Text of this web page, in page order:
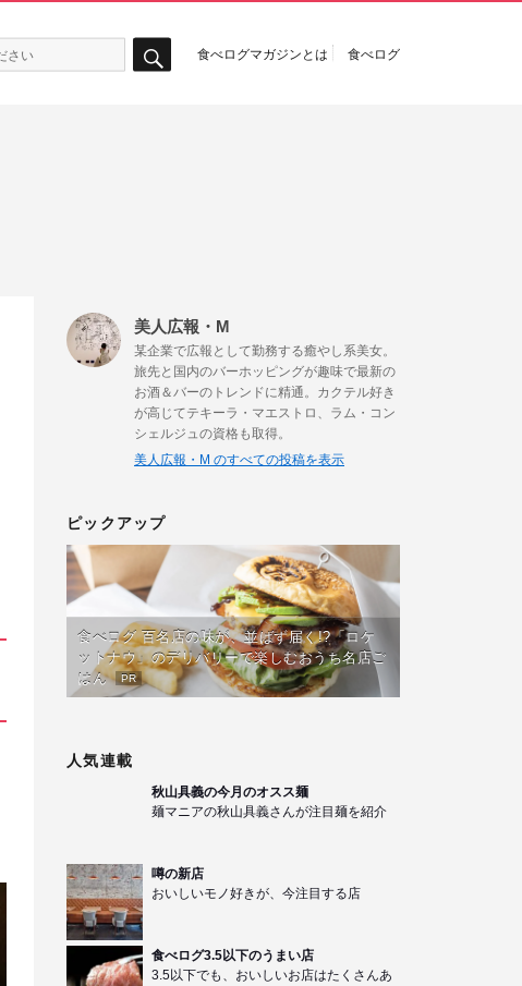
食べログマガジンとは 食べログ
美人広報・M
某企業で広報として勤務する癒やし系美女。
旅先と国内のバーホッピングが趣味で最新の
お酒＆バーのトレンドに精通。カクテル好き
が高じてテキーラ・マエストロ、ラム・コン
シェルジュの資格も取得。
美人広報・M のすべての投稿を表示
ピックアップ
食べログ 百名店の味が、並ばず届く!?「ロケ
ットナウ」のデリバリーで楽しむおうち名店ご
はん
PR
人気連載
秋山具義の今月のオスス麺
麺マニアの秋山具義さんが注目麺を紹介
噂の新店
おいしいモノ好きが、今注目する店
食べログ3.5以下のうまい店
3.5以下でも、おいしいお店はたくさんあ